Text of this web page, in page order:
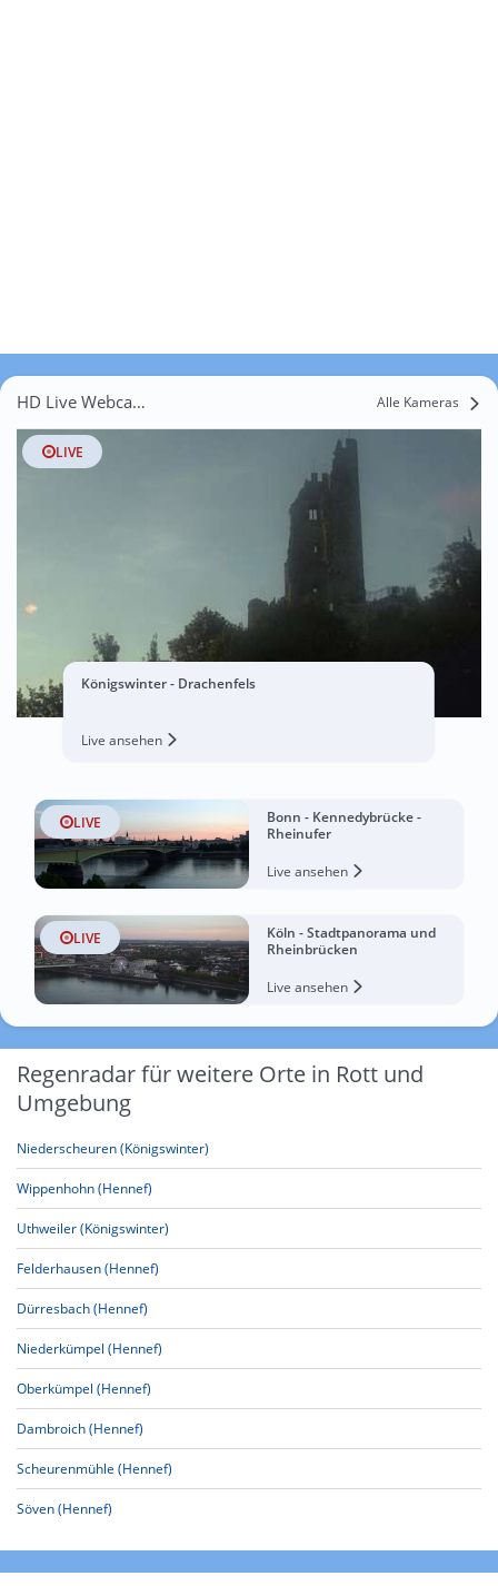
HD Live Webcams Rott Alle Kameras
LIVE
Königswinter - Drachenfels
Live ansehen
LIVE
Bonn - Kennedybrücke -
Rheinufer
Live ansehen
LIVE
Köln - Stadtpanorama und
Rheinbrücken
Live ansehen
Regenradar für weitere Orte in Rott und
Umgebung
Niederscheuren (Königswinter)
Wippenhohn (Hennef)
Uthweiler (Königswinter)
Felderhausen (Hennef)
Dürresbach (Hennef)
Niederkümpel (Hennef)
Oberkümpel (Hennef)
Dambroich (Hennef)
Scheurenmühle (Hennef)
Söven (Hennef)